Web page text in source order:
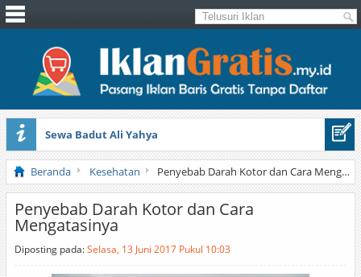
Sewa Badut Ali Yahya
Honda Brio 1.3 E AT CBU 2012 Putih
Beranda Kesehatan Penyebab Darah Kotor dan Cara Mengatasinya
Penyebab Darah Kotor dan Cara
Mengatasinya
Diposting pada:Selasa, 13 Juni 2017 Pukul 10:03